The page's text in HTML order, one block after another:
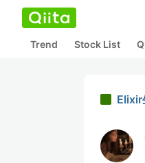
Trend Stock List
Elixir